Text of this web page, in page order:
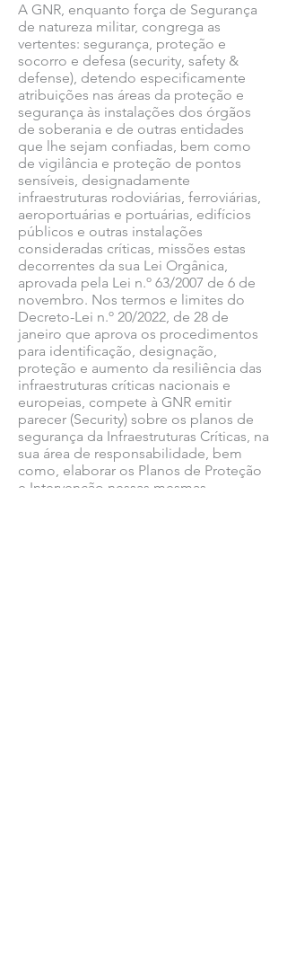
A GNR, enquanto força de Segurança
de natureza militar, congrega as
vertentes: segurança, proteção e
socorro e defesa (security, safety &
defense), detendo especificamente
atribuições nas áreas da proteção e
segurança às instalações dos órgãos
de soberania e de outras entidades
que lhe sejam confiadas, bem como
de vigilância e proteção de pontos
sensíveis, designadamente
infraestruturas rodoviárias, ferroviárias,
aeroportuárias e portuárias, edifícios
públicos e outras instalações
consideradas críticas, missões estas
decorrentes da sua Lei Orgânica,
aprovada pela Lei n.º 63/2007 de 6 de
novembro. Nos termos e limites do
Decreto-Lei n.º 20/2022, de 28 de
janeiro que aprova os procedimentos
para identificação, designação,
proteção e aumento da resiliência das
infraestruturas críticas nacionais e
europeias, compete à GNR emitir
parecer (Security) sobre os planos de
segurança da Infraestruturas Críticas, na
sua área de responsabilidade, bem
como, elaborar os Planos de Proteção
e Intervenção nessas mesmas